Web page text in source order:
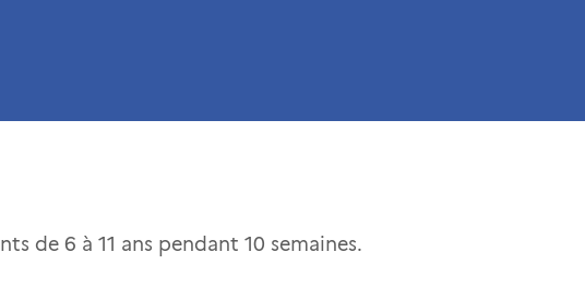
de 6 à 11 ans pendant 10 semaines.